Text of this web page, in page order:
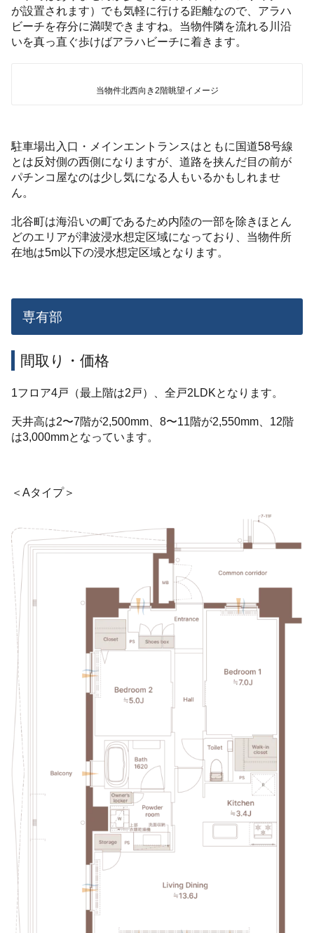
が設置されます）でも気軽に行ける距離なので、アラハ
ビーチを存分に満喫できますね。当物件隣を流れる川沿
いを真っ直ぐ歩けばアラハビーチに着きます。
当物件北西向き2階眺望イメージ
駐車場出入口・メインエントランスはともに国道58号線
とは反対側の西側になりますが、道路を挟んだ目の前が
パチンコ屋なのは少し気になる人もいるかもしれませ
ん。
北谷町は海沿いの町であるため内陸の一部を除きほとん
どのエリアが津波浸水想定区域になっており、当物件所
在地は5m以下の浸水想定区域となります。
専有部
間取り・価格
1フロア4戸（最上階は2戸）、全戸2LDKとなります。
天井高は2〜7階が2,500mm、8〜11階が2,550mm、12階
は3,000mmとなっています。
＜Aタイプ＞